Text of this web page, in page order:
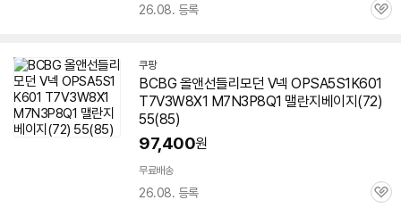
26.08. 등록
관
쿠팡
BCBG 올앤선들리모던 V넥 OPSA5S1K601
T7V3W8X1 M7N3P8Q1 맬란지베이지(72)
55(85)
97,400원
무료배송
26.08. 등록
관